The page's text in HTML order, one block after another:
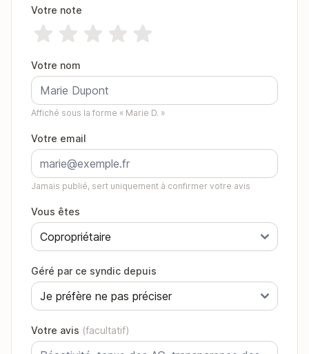
Votre note
Votre nom
Affiché sous la forme « Marie D. »
Votre email
Jamais publié, sert uniquement à confirmer votre avis
Vous êtes
Géré par ce syndic depuis
Votre avis (facultatif)